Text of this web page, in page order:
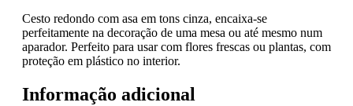
Cesto redondo com asa em tons cinza, encaixa-se
perfeitamente na decoração de uma mesa ou até mesmo num
aparador. Perfeito para usar com flores frescas ou plantas, com
proteção em plástico no interior.
Informação adicional